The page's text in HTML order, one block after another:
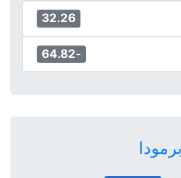
32.26
-64.82
برمودا